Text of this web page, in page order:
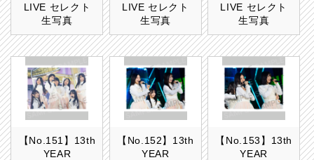
LIVE セレクト
生写真
LIVE セレクト
生写真
LIVE セレクト
生写真
【No.151】13th
YEAR
【No.152】13th
YEAR
【No.153】13th
YEAR